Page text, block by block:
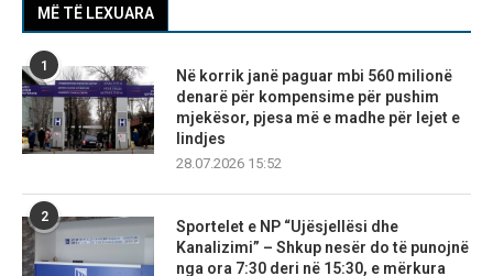
MË TË LEXUARA
1
Në korrik janë paguar mbi 560 milionë
denarë për kompensime për pushim
mjekësor, pjesa më e madhe për lejet e
lindjes
28.07.2026 15:52
2
Sportelet e NP “Ujësjellësi dhe
Kanalizimi” – Shkup nesër do të punojnë
nga ora 7:30 deri në 15:30, e mërkura